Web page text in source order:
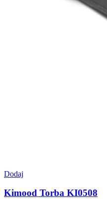
Dodaj
Kimood Torba KI0508